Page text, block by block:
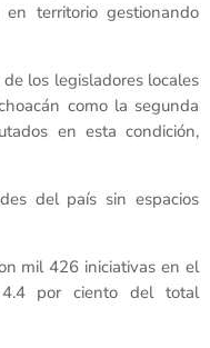
territorio gestionando
los legisladores locales
como la segunda
en esta condición,
del país sin espacios
mil 426 iniciativas en el
4.4 por ciento del total